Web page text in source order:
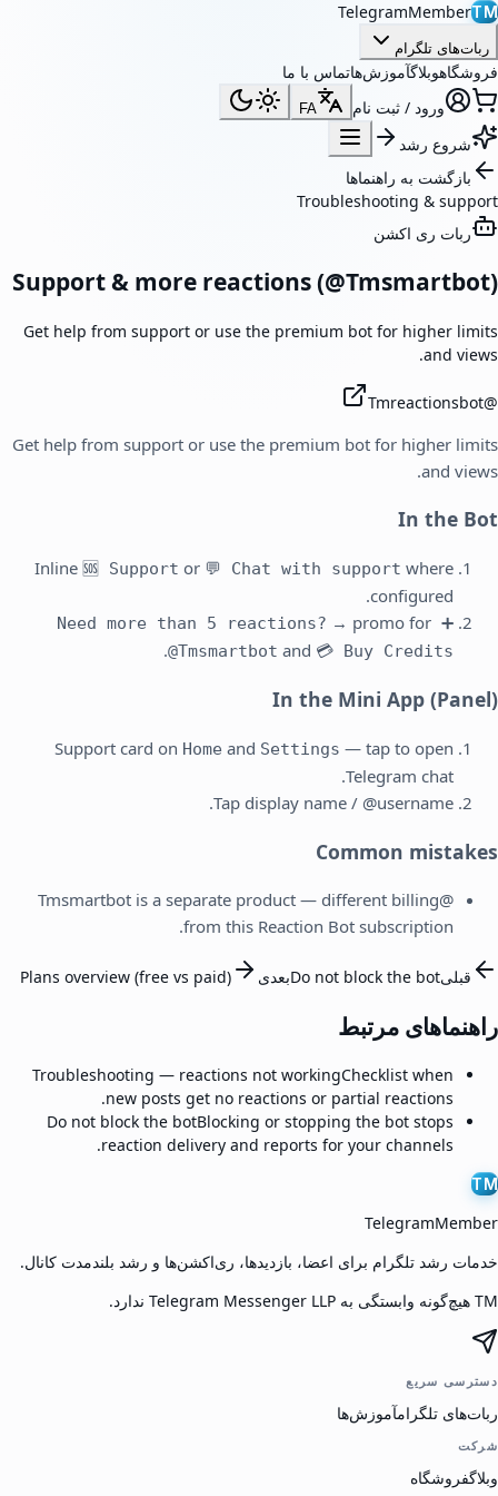
TM
TelegramMember
ربات‌های تلگرام
فروشگاهوبلاگآموزش‌هاتماس با ما
ورود / ثبت نام
FA
شروع رشد
بازگشت به راهنماها
Troubleshooting & support
ربات ری اکشن
Support & more reactions (@Tmsmartbot)
Get help from support or use the premium bot for higher limits
and views.
@
Tmreactionsbot
Get help from support or use the premium bot for higher limits
and views.
In the Bot
Inline 🆘 Support or 💬 Chat with support where
configured.
➕ Need more than 5 reactions?
→ promo for
@Tmsmartbot and 💳 Buy Credits
.
In the Mini App (Panel)
Support card on Home and Settings — tap to open
Telegram chat.
Tap display name / @username.
Common mistakes
@Tmsmartbot is a separate product — different billing
from this Reaction Bot subscription.
قبلیDo not block the botبعدی Plans overview (free vs paid)
راهنماهای مرتبط
Troubleshooting — reactions not workingChecklist when
new posts get no reactions or partial reactions.
Do not block the botBlocking or stopping the bot stops
reaction delivery and reports for your channels.
TM
TelegramMember
خدمات رشد تلگرام برای اعضا، بازدیدها، ری‌اکشن‌ها و رشد بلندمدت کانال.
TM هیچ‌گونه وابستگی به Telegram Messenger LLP ندارد.
دسترسی سریع
ربات‌های تلگرامآموزش‌ها
شرکت
وبلاگفروشگاه